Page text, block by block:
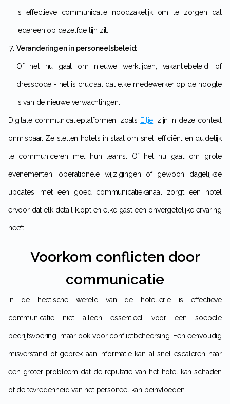
is effectieve communicatie noodzakelijk om te zorgen dat
iedereen op dezelfde lijn zit.
Veranderingen in personeelsbeleid:
Of het nu gaat om nieuwe werktijden, vakantiebeleid, of
dresscode - het is cruciaal dat elke medewerker op de hoogte
is van de nieuwe verwachtingen.
Digitale communicatieplatformen, zoals Eitje, zijn in deze context
onmisbaar. Ze stellen hotels in staat om snel, efficiënt en duidelijk
te communiceren met hun teams. Of het nu gaat om grote
evenementen, operationele wijzigingen of gewoon dagelijkse
updates, met een goed communicatiekanaal zorgt een hotel
ervoor dat elk detail klopt en elke gast een onvergetelijke ervaring
heeft.
Voorkom conflicten door
communicatie
communicatie niet alleen essentieel voor een soepele
bedrijfsvoering, maar ook voor conflictbeheersing. Een eenvoudig
misverstand of gebrek aan informatie kan al snel escaleren naar
een groter probleem dat de reputatie van het hotel kan schaden
of de tevredenheid van het personeel kan beïnvloeden.